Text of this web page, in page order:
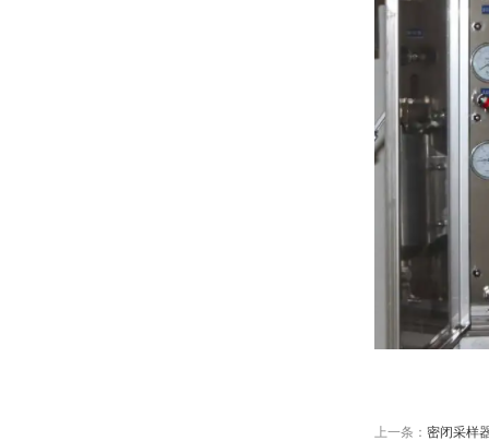
上一条： 密闭采样